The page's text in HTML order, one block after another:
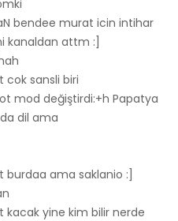
bendee murat icin intihar
kanaldan attm :]
cok sansli biri
mod değiştirdi:+h Papatya
dil ama
burdaa ama saklanio :]
kacak yine kim bilir nerde